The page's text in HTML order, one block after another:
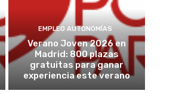
EMPLEO AUTONOMÍAS
Verano Joven 2026 en
Madrid: 800 plazas
gratuitas para ganar
experiencia este verano